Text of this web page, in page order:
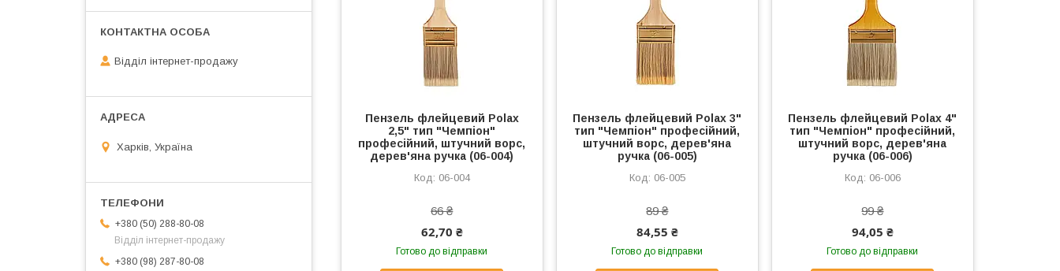
Пензель флейцевий Polax
2,5" тип "Чемпіон"
професійний, штучний ворс,
дерев'яна ручка (06-004)
06-004
66 ₴
62,70 ₴
Готово до відправки
Пензель флейцевий Polax 3"
тип "Чемпіон" професійний,
штучний ворс, дерев'яна
ручка (06-005)
06-005
89 ₴
84,55 ₴
Готово до відправки
Пензель флейцевий Polax 4"
тип "Чемпіон" професійний,
штучний ворс, дерев'яна
ручка (06-006)
06-006
99 ₴
94,05 ₴
Готово до відправки
Відділ інтернет-продажу
Харків, Україна
+380 (50) 288-80-08
Відділ інтернет-продажу
+380 (98) 287-80-08